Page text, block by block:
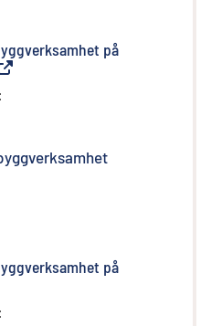
på
länk
:
på
länk
: